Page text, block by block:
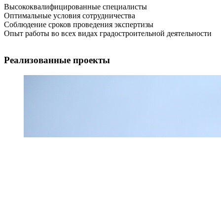
Высококвалифицированные специалисты
Оптимальные условия сотрудничества
Соблюдение сроков проведения экспертизы
Опыт работы во всех видах градостроительной деятельности
Реализованные проекты